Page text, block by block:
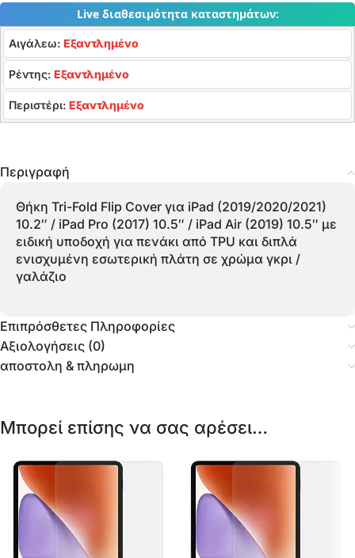
Live διαθεσιμότητα καταστημάτων:
Αιγάλεω: Εξαντλημένο
Ρέντης: Εξαντλημένο
Περιστέρι: Εξαντλημένο
Περιγραφή
Θήκη Tri-Fold Flip Cover για iPad (2019/2020/2021)
10.2″ / iPad Pro (2017) 10.5″ / iPad Air (2019) 10.5″ με
ειδική υποδοχή για πενάκι από TPU και διπλά
ενισχυμένη εσωτερική πλάτη σε χρώμα γκρι /
γαλάζιο
Επιπρόσθετες Πληροφορίες
Αξιολογήσεις (0)
αποστολη & πληρωμη
Μπορεί επίσης να σας αρέσει…